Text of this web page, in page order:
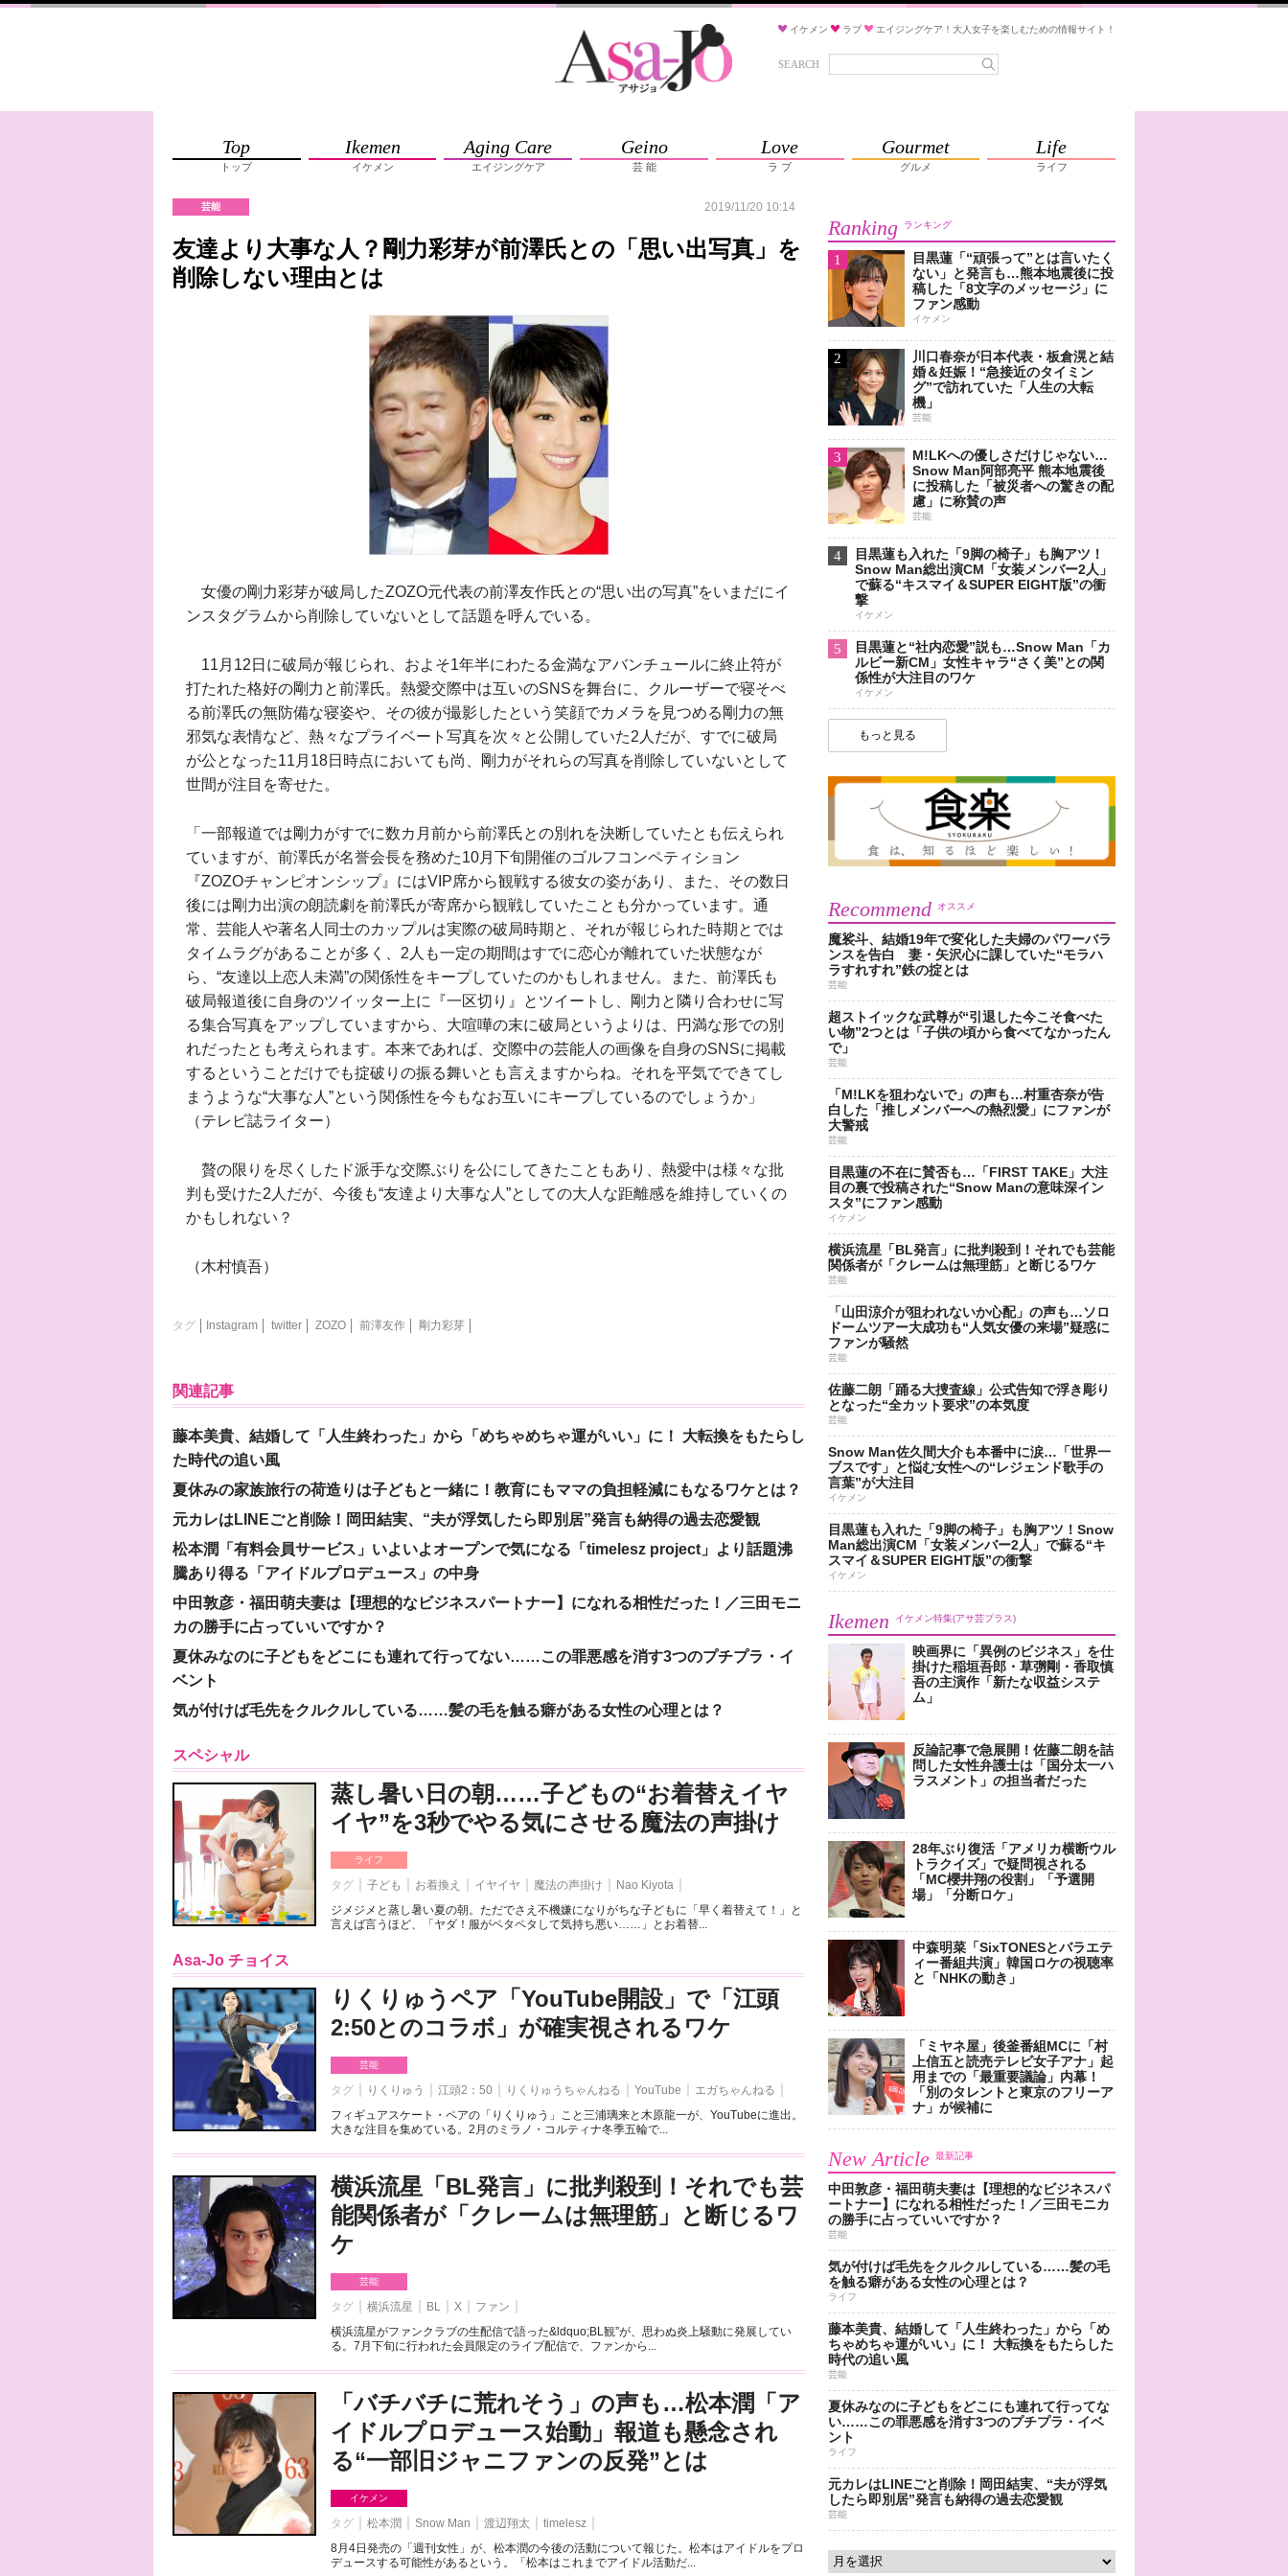
イケメン ラブ エイジングケア！大人女子を楽しむための情報サイト！
SEARCH
Top
トップ
Ikemen
イケメン
Aging Care
エイジングケア
Geino
芸 能
Love
ラ ブ
Gourmet
グルメ
Life
ライフ
芸能 2019/11/20 10:14
友達より大事な人？剛力彩芽が前澤氏との「思い出写真」を
削除しない理由とは
女優の剛力彩芽が破局したZOZO元代表の前澤友作氏との“思い出の写真”をいまだにイ
ンスタグラムから削除していないとして話題を呼んでいる。
11月12日に破局が報じられ、およそ1年半にわたる金満なアバンチュールに終止符が
打たれた格好の剛力と前澤氏。熱愛交際中は互いのSNSを舞台に、クルーザーで寝そべ
る前澤氏の無防備な寝姿や、その彼が撮影したという笑顔でカメラを見つめる剛力の無
邪気な表情など、熱々なプライベート写真を次々と公開していた2人だが、すでに破局
が公となった11月18日時点においても尚、剛力がそれらの写真を削除していないとして
世間が注目を寄せた。
「一部報道では剛力がすでに数カ月前から前澤氏との別れを決断していたとも伝えられ
ていますが、前澤氏が名誉会長を務めた10月下旬開催のゴルフコンペティション
『ZOZOチャンピオンシップ』にはVIP席から観戦する彼女の姿があり、また、その数日
後には剛力出演の朗読劇を前澤氏が寄席から観戦していたことも分かっています。通
常、芸能人や著名人同士のカップルは実際の破局時期と、それが報じられた時期とでは
タイムラグがあることが多く、2人も一定の期間はすでに恋心が離れていた状態なが
ら、“友達以上恋人未満”の関係性をキープしていたのかもしれません。また、前澤氏も
破局報道後に自身のツイッター上に『一区切り』とツイートし、剛力と隣り合わせに写
る集合写真をアップしていますから、大喧嘩の末に破局というよりは、円満な形での別
れだったとも考えられます。本来であれば、交際中の芸能人の画像を自身のSNSに掲載
するということだけでも掟破りの振る舞いとも言えますからね。それを平気でできてし
まうような“大事な人”という関係性を今もなお互いにキープしているのでしょうか」
（テレビ誌ライター）
贅の限りを尽くしたド派手な交際ぶりを公にしてきたこともあり、熱愛中は様々な批
判も受けた2人だが、今後も“友達より大事な人”としての大人な距離感を維持していくの
かもしれない？
（木村慎吾）
タグ Instagram twitter ZOZO 前澤友作 剛力彩芽
関連記事
藤本美貴、結婚して「人生終わった」から「めちゃめちゃ運がいい」に！ 大転換をもたらし
た時代の追い風
夏休みの家族旅行の荷造りは子どもと一緒に！教育にもママの負担軽減にもなるワケとは？
元カレはLINEごと削除！岡田結実、“夫が浮気したら即別居”発言も納得の過去恋愛観
松本潤「有料会員サービス」いよいよオープンで気になる「timelesz project」より話題沸
騰あり得る「アイドルプロデュース」の中身
中田敦彦・福田萌夫妻は【理想的なビジネスパートナー】になれる相性だった！／三田モニ
カの勝手に占っていいですか？
夏休みなのに子どもをどこにも連れて行ってない……この罪悪感を消す3つのプチプラ・イ
ベント
気が付けば毛先をクルクルしている……髪の毛を触る癖がある女性の心理とは？
スペシャル
蒸し暑い日の朝……子どもの“お着替えイヤ
イヤ”を3秒でやる気にさせる魔法の声掛け
ライフ
タグ 子ども お着換え イヤイヤ 魔法の声掛け
Nao Kiyota
ジメジメと蒸し暑い夏の朝。ただでさえ不機嫌になりがちな子どもに「早く着替えて！」と
言えば言うほど、「ヤダ！服がペタペタして気持ち悪い……」とお着替...
Asa-Jo チョイス
りくりゅうペア「YouTube開設」で「江頭
2:50とのコラボ」が確実視されるワケ
芸能
タグ りくりゅう 江頭2：50 りくりゅうちゃんねる YouTube
エガちゃんねる
フィギュアスケート・ペアの「りくりゅう」こと三浦璃来と木原龍一が、YouTubeに進出。
大きな注目を集めている。2月のミラノ・コルティナ冬季五輪で...
横浜流星「BL発言」に批判殺到！それでも芸
能関係者が「クレームは無理筋」と断じるワ
ケ
芸能
タグ 横浜流星 BL X
ファン
横浜流星がファンクラブの生配信で語った&ldquo;BL観”が、思わぬ炎上騒動に発展してい
る。7月下旬に行われた会員限定のライブ配信で、ファンから...
「バチバチに荒れそう」の声も…松本潤「ア
イドルプロデュース始動」報道も懸念され
る“一部旧ジャニファンの反発”とは
イケメン
タグ 松本潤 Snow Man 渡辺翔太
timelesz
8月4日発売の「週刊女性」が、松本潤の今後の活動について報じた。松本はアイドルをプロ
デュースする可能性があるという。「松本はこれまでアイドル活動だ...
Ranking ランキング
1
目黒蓮「“頑張って”とは言いたく
ない」と発言も…熊本地震後に投
稿した「8文字のメッセージ」に
ファン感動
イケメン
2
川口春奈が日本代表・板倉滉と結
婚＆妊娠！“急接近のタイミン
グ”で訪れていた「人生の大転
機」
芸能
3
M!LKへの優しさだけじゃない…
Snow Man阿部亮平 熊本地震後
に投稿した「被災者への驚きの配
慮」に称賛の声
芸能
4
目黒蓮も入れた「9脚の椅子」も胸アツ！
Snow Man総出演CM「女装メンバー2人」
で蘇る“キスマイ＆SUPER EIGHT版”の衝
撃
イケメン
5
目黒蓮と“社内恋愛”説も…Snow Man「カ
ルビー新CM」女性キャラ“さく美”との関
係性が大注目のワケ
イケメン
もっと見る
Recommend オススメ
魔裟斗、結婚19年で変化した夫婦のパワーバラ
ンスを告白 妻・矢沢心に課していた“モラハ
ラすれすれ”鉄の掟とは
芸能
超ストイックな武尊が“引退した今こそ食べた
い物”2つとは「子供の頃から食べてなかったん
で」
芸能
「M!LKを狙わないで」の声も…村重杏奈が告
白した「推しメンバーへの熱烈愛」にファンが
大警戒
芸能
目黒蓮の不在に賛否も…「FIRST TAKE」大注
目の裏で投稿された“Snow Manの意味深イン
スタ”にファン感動
イケメン
横浜流星「BL発言」に批判殺到！それでも芸能
関係者が「クレームは無理筋」と断じるワケ
芸能
「山田涼介が狙われないか心配」の声も…ソロ
ドームツアー大成功も“人気女優の来場”疑惑に
ファンが騒然
芸能
佐藤二朗「踊る大捜査線」公式告知で浮き彫り
となった“全カット要求”の本気度
芸能
Snow Man佐久間大介も本番中に涙…「世界一
ブスです」と悩む女性への“レジェンド歌手の
言葉”が大注目
イケメン
目黒蓮も入れた「9脚の椅子」も胸アツ！Snow
Man総出演CM「女装メンバー2人」で蘇る“キ
スマイ＆SUPER EIGHT版”の衝撃
イケメン
Ikemen イケメン特集(アサ芸プラス)
映画界に「異例のビジネス」を仕
掛けた稲垣吾郎・草彅剛・香取慎
吾の主演作「新たな収益システ
ム」
反論記事で急展開！佐藤二朗を詰
問した女性弁護士は「国分太一ハ
ラスメント」の担当者だった
28年ぶり復活「アメリカ横断ウル
トラクイズ」で疑問視される
「MC櫻井翔の役割」「予選開
場」「分断ロケ」
中森明菜「SixTONESとバラエテ
ィー番組共演」韓国ロケの視聴率
と「NHKの動き」
「ミヤネ屋」後釜番組MCに「村
上信五と読売テレビ女子アナ」起
用までの「最重要議論」内幕！
「別のタレントと東京のフリーア
ナ」が候補に
New Article 最新記事
中田敦彦・福田萌夫妻は【理想的なビジネスパ
ートナー】になれる相性だった！／三田モニカ
の勝手に占っていいですか？
芸能
気が付けば毛先をクルクルしている……髪の毛
を触る癖がある女性の心理とは？
ライフ
藤本美貴、結婚して「人生終わった」から「め
ちゃめちゃ運がいい」に！ 大転換をもたらした
時代の追い風
芸能
夏休みなのに子どもをどこにも連れて行ってな
い……この罪悪感を消す3つのプチプラ・イベ
ント
ライフ
元カレはLINEごと削除！岡田結実、“夫が浮気
したら即別居”発言も納得の過去恋愛観
芸能